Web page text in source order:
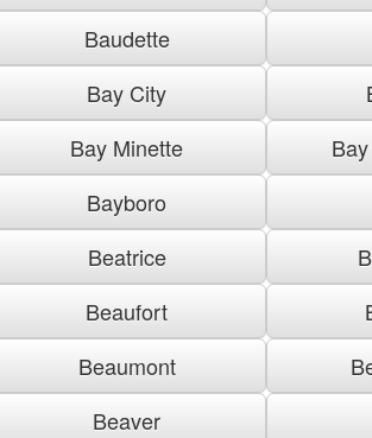
Baudette
Bay City
Bay Minette
Bayboro
Beatrice
Beaufort
Beaumont
Beaver